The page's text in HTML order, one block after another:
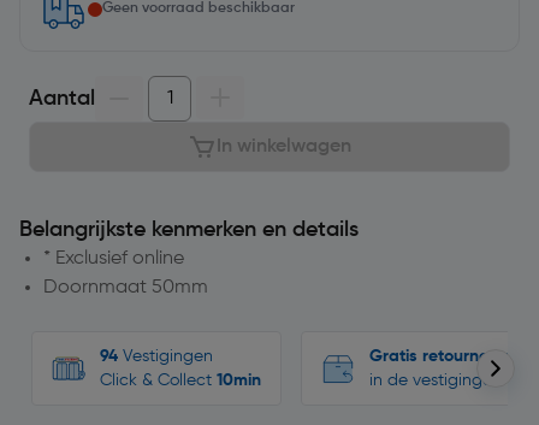
Geen voorraad beschikbaar
Aantal
In winkelwagen
Belangrijkste kenmerken en details
* Exclusief online
Doornmaat 50mm
94 Vestigingen
Click & Collect 10min
Gratis retourneren
in de vestigingen